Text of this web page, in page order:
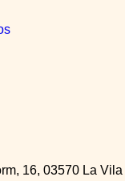
16, 03570 La